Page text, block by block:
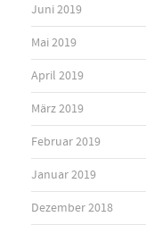
Juni 2019
Mai 2019
April 2019
März 2019
Februar 2019
Januar 2019
Dezember 2018